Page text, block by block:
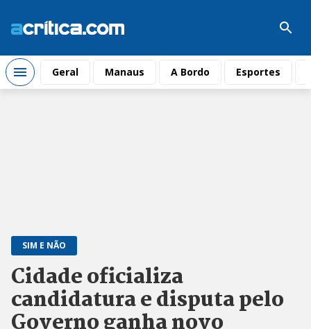
Geral Manaus A Bordo Esportes
SIM E NÃO
Cidade oficializa
candidatura e disputa pelo